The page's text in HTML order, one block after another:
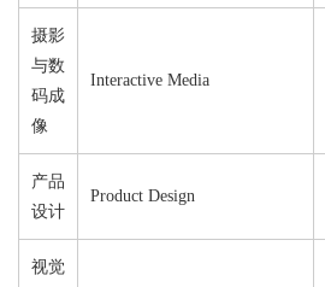
摄影
与数
码成
像
Interactive Media
产品
设计
Product Design
视觉